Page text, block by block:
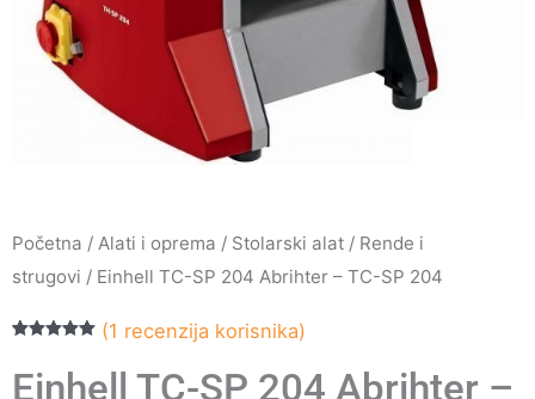
Početna / Alati i oprema / Stolarski alat / Rende i
strugovi / Einhell TC-SP 204 Abrihter – TC-SP 204
osnovu
(1 recenzija korisnika)
Einhell TC-SP 204 Abrihter –